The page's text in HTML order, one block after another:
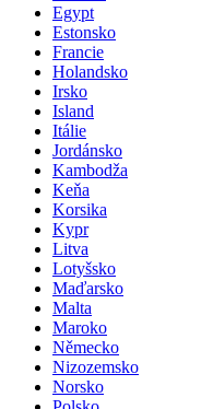
Egypt
Estonsko
Francie
Holandsko
Irsko
Island
Itálie
Jordánsko
Kambodža
Keňa
Korsika
Kypr
Litva
Lotyšsko
Maďarsko
Malta
Maroko
Německo
Nizozemsko
Norsko